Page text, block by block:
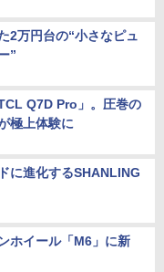
2万円台の“小さなピュ
”
Q7D Pro」。圧巻の
極上体験に
に進化するSHANLING
ホイール「M6」に新